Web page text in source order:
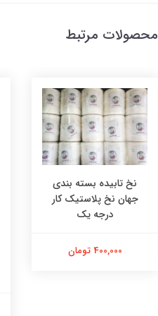
محصولات مرتبط
نخ تابیده بسته بندی
جهان نخ پلاستیک کار
درجه یک
400,000 تومان